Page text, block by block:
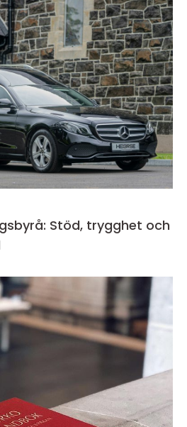
Stöd, trygghet och